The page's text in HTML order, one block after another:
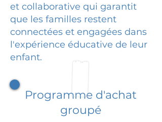
et collaborative qui garantit
que les familles restent
connectées et engagées dans
l'expérience éducative de leur
enfant.
Programme d'achat
groupé